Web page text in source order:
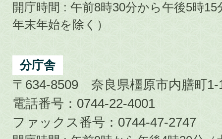
開庁時間 : 午前8時30分から午後5時
年末年始を除く）
分庁舎
〒634-8509 奈良県橿原市内膳町1-
電話番号：0744-22-4001
ファックス番号：0744-47-2747